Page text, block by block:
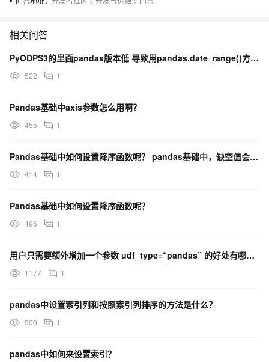
相关问答
PyODPS3的里面pandas版本低 导致用pandas.date_range()方法时 方法参数
522 1
Pandas基础中axis参数怎么用啊？
455 1
Pandas基础中如何设置降序函数呢？ pandas基础中，缺空值会放到什么位置呢？
414 1
Pandas基础中如何设置降序函数呢？
496 1
用户只需要额外增加一个参数 udf_type=“pandas” 的好处有哪些？
1177 1
pandas中设置索引列和按照索引列排序的方法是什么？
500 1
pandas中如何来设置索引？